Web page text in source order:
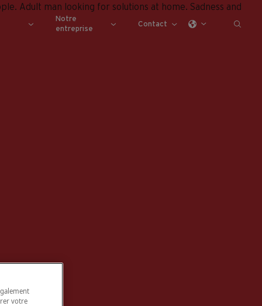
Notre
entreprise
Contact
votre